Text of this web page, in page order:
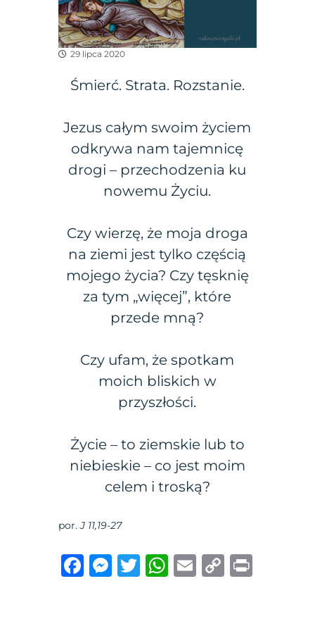
29 lipca 2020
Śmierć. Strata. Rozstanie.
Jezus całym swoim życiem
odkrywa nam tajemnicę
drogi – przechodzenia ku
nowemu Życiu.
Czy wierzę, że moja droga
na ziemi jest tylko częścią
mojego życia? Czy tęsknię
za tym „więcej”, które
przede mną?
Czy ufam, że spotkam
moich bliskich w
przyszłości.
Życie – to ziemskie lub to
niebieskie – co jest moim
celem i troską?
por.J 11,19-27
F
M T
W E
C